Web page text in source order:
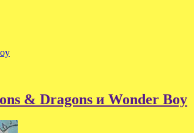
& Dragons и Wonder Boy